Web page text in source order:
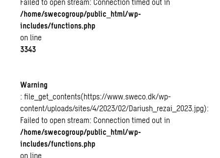
/home/swecogroup/public_html/wp-
includes/functions.php
on line
3343
Warning
: file_get_contents(https://www.sweco.dk/wp-
content/uploads/sites/4/2023/02/Dariush_rezai_2023.jpg):
Failed to open stream: Connection timed out in
/home/swecogroup/public_html/wp-
includes/functions.php
on line